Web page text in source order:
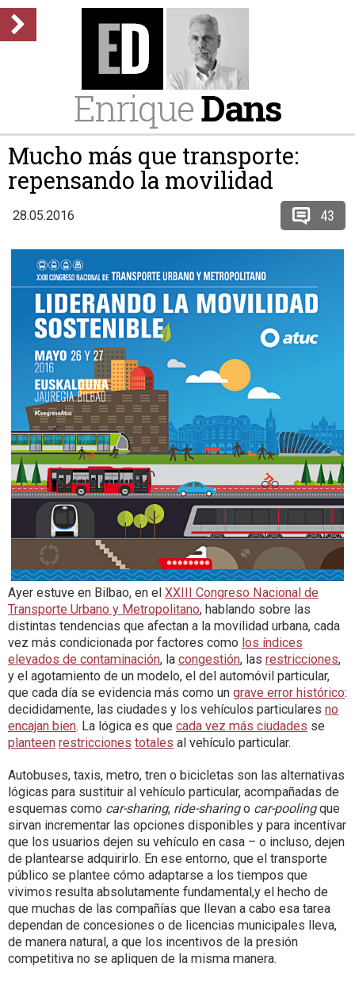
EnriqueDans
Mucho más que transporte:
repensando la movilidad
28.05.2016 43
Ayer estuve en Bilbao, en el XXIII Congreso Nacional de
Transporte Urbano y Metropolitano, hablando sobre las
distintas tendencias que afectan a la movilidad urbana, cada
vez más condicionada por factores como los índices
elevados de contaminación, la congestión, las restricciones,
y el agotamiento de un modelo, el del automóvil particular,
que cada día se evidencia más como un grave error histórico:
decididamente, las ciudades y los vehículos particulares no
encajan bien. La lógica es que cada vez más ciudades se
planteen restricciones totales al vehículo particular.
Autobuses, taxis, metro, tren o bicicletas son las alternativas
lógicas para sustituir al vehículo particular, acompañadas de
esquemas como car-sharing, ride-sharingo car-poolingque
sirvan incrementar las opciones disponibles y para incentivar
que los usuarios dejen su vehículo en casa – o incluso, dejen
de plantearse adquirirlo. En ese entorno, que el transporte
público se plantee cómo adaptarse a los tiempos que
vivimos resulta absolutamente fundamental,y el hecho de
que muchas de las compañías que llevan a cabo esa tarea
dependan de concesiones o de licencias municipales lleva,
de manera natural, a que los incentivos de la presión
competitiva no se apliquen de la misma manera.